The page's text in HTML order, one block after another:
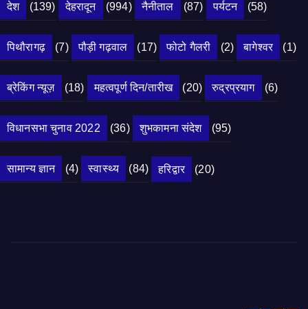
देश (139) देहरादून (994) नैनीताल (87) पर्यटन (58)
पिथौरागढ़ (7) पौड़ी गढ़वाल (17) फोटो गैलरी (2) बागेश्वर (1)
ब्रेकिंग न्यूज़ (18) महत्वपूर्ण दिन/तारीख (20) रुद्रप्रयाग (6)
विधानसभा चुनाव 2022 (36) शुभकामना संदेश (95)
सामान्य ज्ञान (4) स्वास्थ्य (84) हरिद्वार (20)